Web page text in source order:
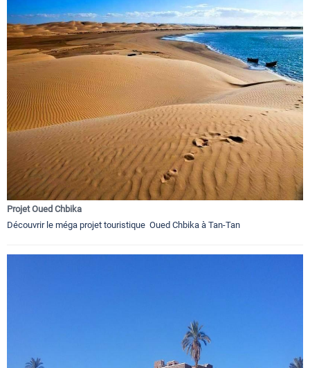
Projet Oued Chbika
Découvrir le méga projet touristique Oued Chbika à Tan-Tan